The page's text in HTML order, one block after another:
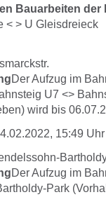
Bauarbeiten der
< > U Gleisdreieck
Der Aufzug im
U7 <>
wird bis
15:49 Uhr
Der Aufzug im
Park